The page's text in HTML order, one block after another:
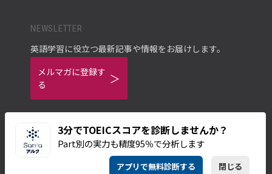
3分でTOEICスコアを診断しませんか？
Part別の実力も精度95％で分析します
アプリで無料診断する 閉じる
NEWSLETTER
英語学習に役立つ最新記事や情報をお届けします。
メルマガに登録す
る
プライバシーポリシー